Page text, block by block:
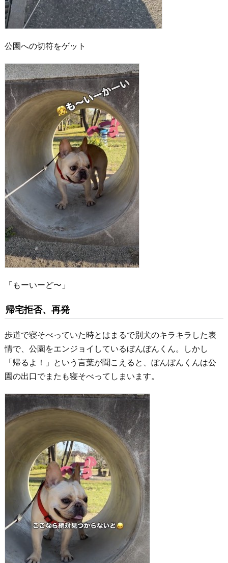
公園への切符をゲット
「もーいーど〜」
帰宅拒否、再発
歩道で寝そべっていた時とはまるで別犬のキラキラした表
情で、公園をエンジョイしているぼんぼんくん。しかし
「帰るよ！」という言葉が聞こえると、ぼんぼんくんは公
園の出口でまたも寝そべってしまいます。